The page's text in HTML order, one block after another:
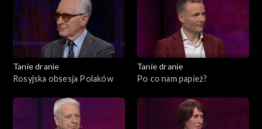
Tanie dranie
Rosyjska obsesja Polaków
Tanie dranie
Po co nam papież?